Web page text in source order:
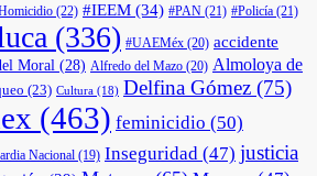
(22) #IEEM (34) #PAN (21) #Policía (21)
(336) #UAEMéx (20) accidente
Moral (28) Alfredo del Mazo (20) Almoloya de
(23) Cultura (18) Delfina Gómez (75)
(463) feminicidio (50)
Nacional (19) Inseguridad (47) justicia